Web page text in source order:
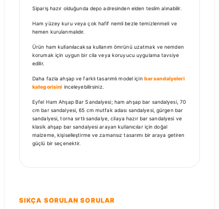
Sipariş hazır olduğunda depo adresinden elden teslim alınabilir.
Ham yüzey kuru veya çok hafif nemli bezle temizlenmeli ve
hemen kurulanmalıdır.
Ürün ham kullanılacaksa kullanım ömrünü uzatmak ve nemden
korumak için uygun bir cila veya koruyucu uygulama tavsiye
edilir.
Daha fazla ahşap ve farklı tasarımlı model için bar sandalyeleri
kategorisini inceleyebilirsiniz.
Eyfel Ham Ahşap Bar Sandalyesi; ham ahşap bar sandalyesi, 70
cm bar sandalyesi, 65 cm mutfak adası sandalyesi, gürgen bar
sandalyesi, torna sırtlı sandalye, cilaya hazır bar sandalyesi ve
klasik ahşap bar sandalyesi arayan kullanıcılar için doğal
malzeme, kişiselleştirme ve zamansız tasarımı bir araya getiren
güçlü bir seçenektir.
SIKÇA SORULAN SORULAR